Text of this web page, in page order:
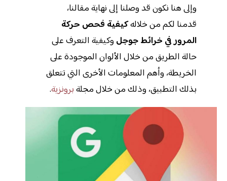
وإلى هنا نكون قد وصلنا إلى نهاية مقالنا،
قدمنا لكم من خلالهكيفية فحص حركة
المرور في خرائط جوجل وكيفية التعرف على
حالة الطريق من خلال الألوان الموجودة على
الخريطة، وأهم المعلومات الأخرى التي تتعلق
بذلك التطبيق، وذلك من خلال مجلةبرونزية.